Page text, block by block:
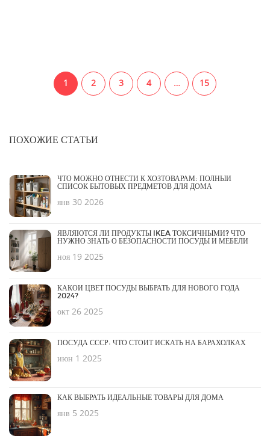
1 2 3 4 … 15
ПОХОЖИЕ СТАТЬИ
ЧТО МОЖНО ОТНЕСТИ К ХОЗТОВАРАМ: ПОЛНЫЙ
СПИСОК БЫТОВЫХ ПРЕДМЕТОВ ДЛЯ ДОМА
янв 30 2026
ЯВЛЯЮТСЯ ЛИ ПРОДУКТЫ IKEA ТОКСИЧНЫМИ? ЧТО
НУЖНО ЗНАТЬ О БЕЗОПАСНОСТИ ПОСУДЫ И МЕБЕЛИ
ноя 19 2025
КАКОЙ ЦВЕТ ПОСУДЫ ВЫБРАТЬ ДЛЯ НОВОГО ГОДА
2024?
окт 26 2025
ПОСУДА СССР: ЧТО СТОИТ ИСКАТЬ НА БАРАХОЛКАХ
июн 1 2025
КАК ВЫБРАТЬ ИДЕАЛЬНЫЕ ТОВАРЫ ДЛЯ ДОМА
янв 5 2025